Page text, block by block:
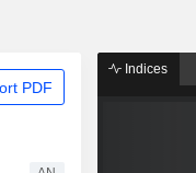
PDF
Indices